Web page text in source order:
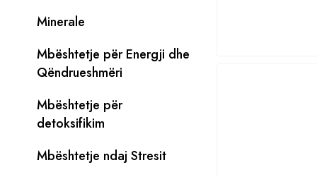
Minerale
Mbështetje për Energji dhe
Qëndrueshmëri
Mbështetje për
detoksifikim
Mbështetje ndaj Stresit